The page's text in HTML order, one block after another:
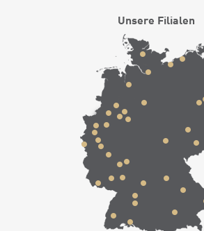
Unsere Filialen